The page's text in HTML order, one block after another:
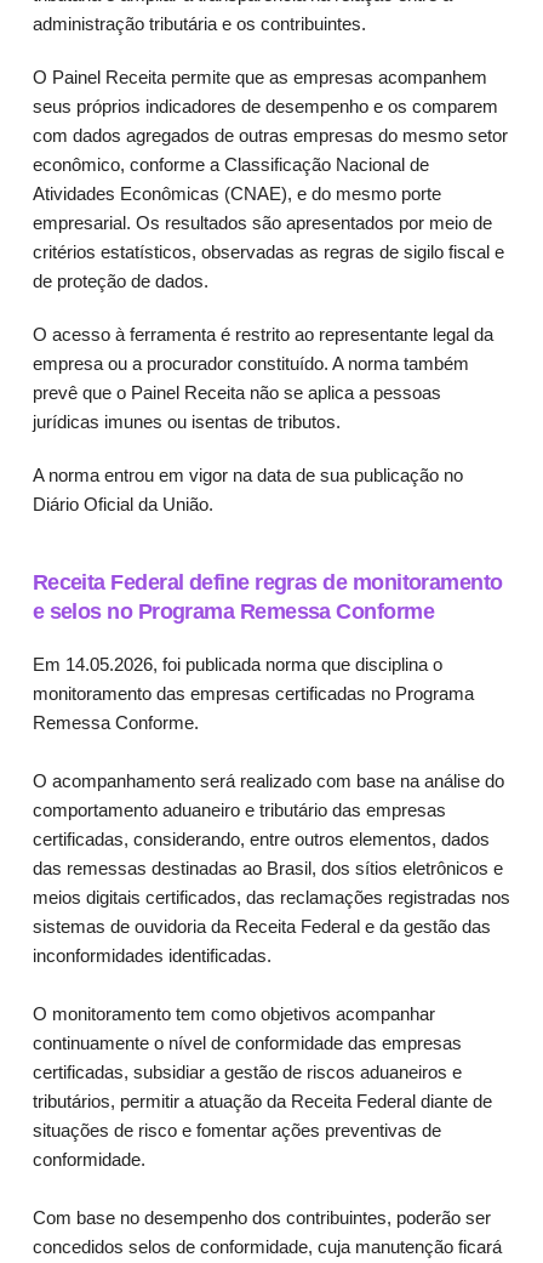
administração tributária e os contribuintes.
O Painel Receita permite que as empresas acompanhem
seus próprios indicadores de desempenho e os comparem
com dados agregados de outras empresas do mesmo setor
econômico, conforme a Classificação Nacional de
Atividades Econômicas (CNAE), e do mesmo porte
empresarial. Os resultados são apresentados por meio de
critérios estatísticos, observadas as regras de sigilo fiscal e
de proteção de dados.
O acesso à ferramenta é restrito ao representante legal da
empresa ou a procurador constituído. A norma também
prevê que o Painel Receita não se aplica a pessoas
jurídicas imunes ou isentas de tributos.
A norma entrou em vigor na data de sua publicação no
Diário Oficial da União.
Receita Federal define regras de monitoramento
e selos no Programa Remessa Conforme
Em 14.05.2026, foi publicada norma que disciplina o
monitoramento das empresas certificadas no Programa
Remessa Conforme.
O acompanhamento será realizado com base na análise do
comportamento aduaneiro e tributário das empresas
certificadas, considerando, entre outros elementos, dados
das remessas destinadas ao Brasil, dos sítios eletrônicos e
meios digitais certificados, das reclamações registradas nos
sistemas de ouvidoria da Receita Federal e da gestão das
inconformidades identificadas.
O monitoramento tem como objetivos acompanhar
continuamente o nível de conformidade das empresas
certificadas, subsidiar a gestão de riscos aduaneiros e
tributários, permitir a atuação da Receita Federal diante de
situações de risco e fomentar ações preventivas de
conformidade.
Com base no desempenho dos contribuintes, poderão ser
concedidos selos de conformidade, cuja manutenção ficará